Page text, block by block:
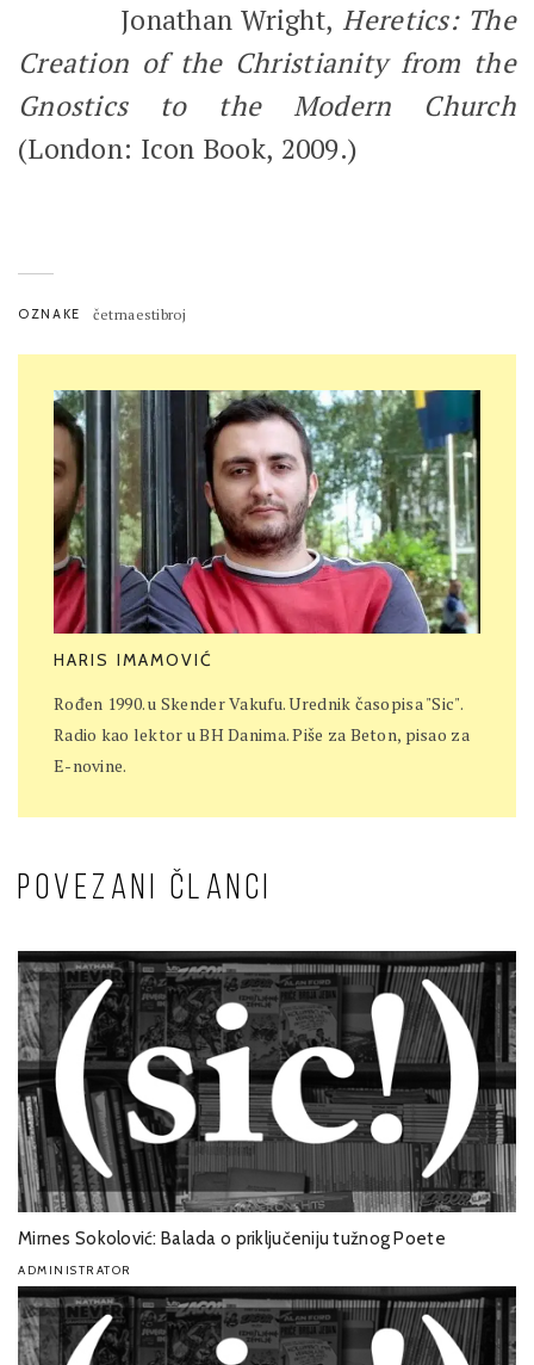
Jonathan Wright, Heretics: The
Creation of the Christianity from the
Gnostics to the Modern Church
(London: Icon Book, 2009.)
OZNAKE četrnaestibroj
HARIS IMAMOVIĆ
Rođen 1990. u Skender Vakufu. Urednik časopisa "Sic".
Radio kao lektor u BH Danima. Piše za Beton, pisao za
E-novine.
POVEZANI ČLANCI
Mirnes Sokolović: Balada o priključeniju tužnog Poete
ADMINISTRATOR